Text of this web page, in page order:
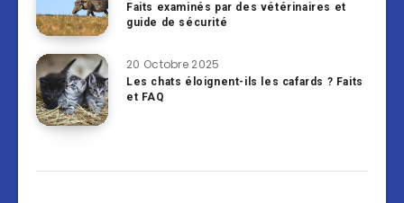
Faits examinés par des vétérinaires et
guide de sécurité
20 Octobre 2025
Les chats éloignent-ils les cafards ? Faits
et FAQ